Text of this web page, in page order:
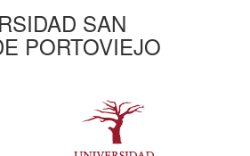
SAN
PORTOVIEJO